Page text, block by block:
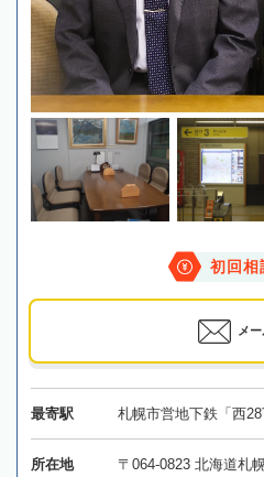
初回相
メ
最寄駅 札幌市営地下鉄「西
所在地
〒064-0823 北海道札